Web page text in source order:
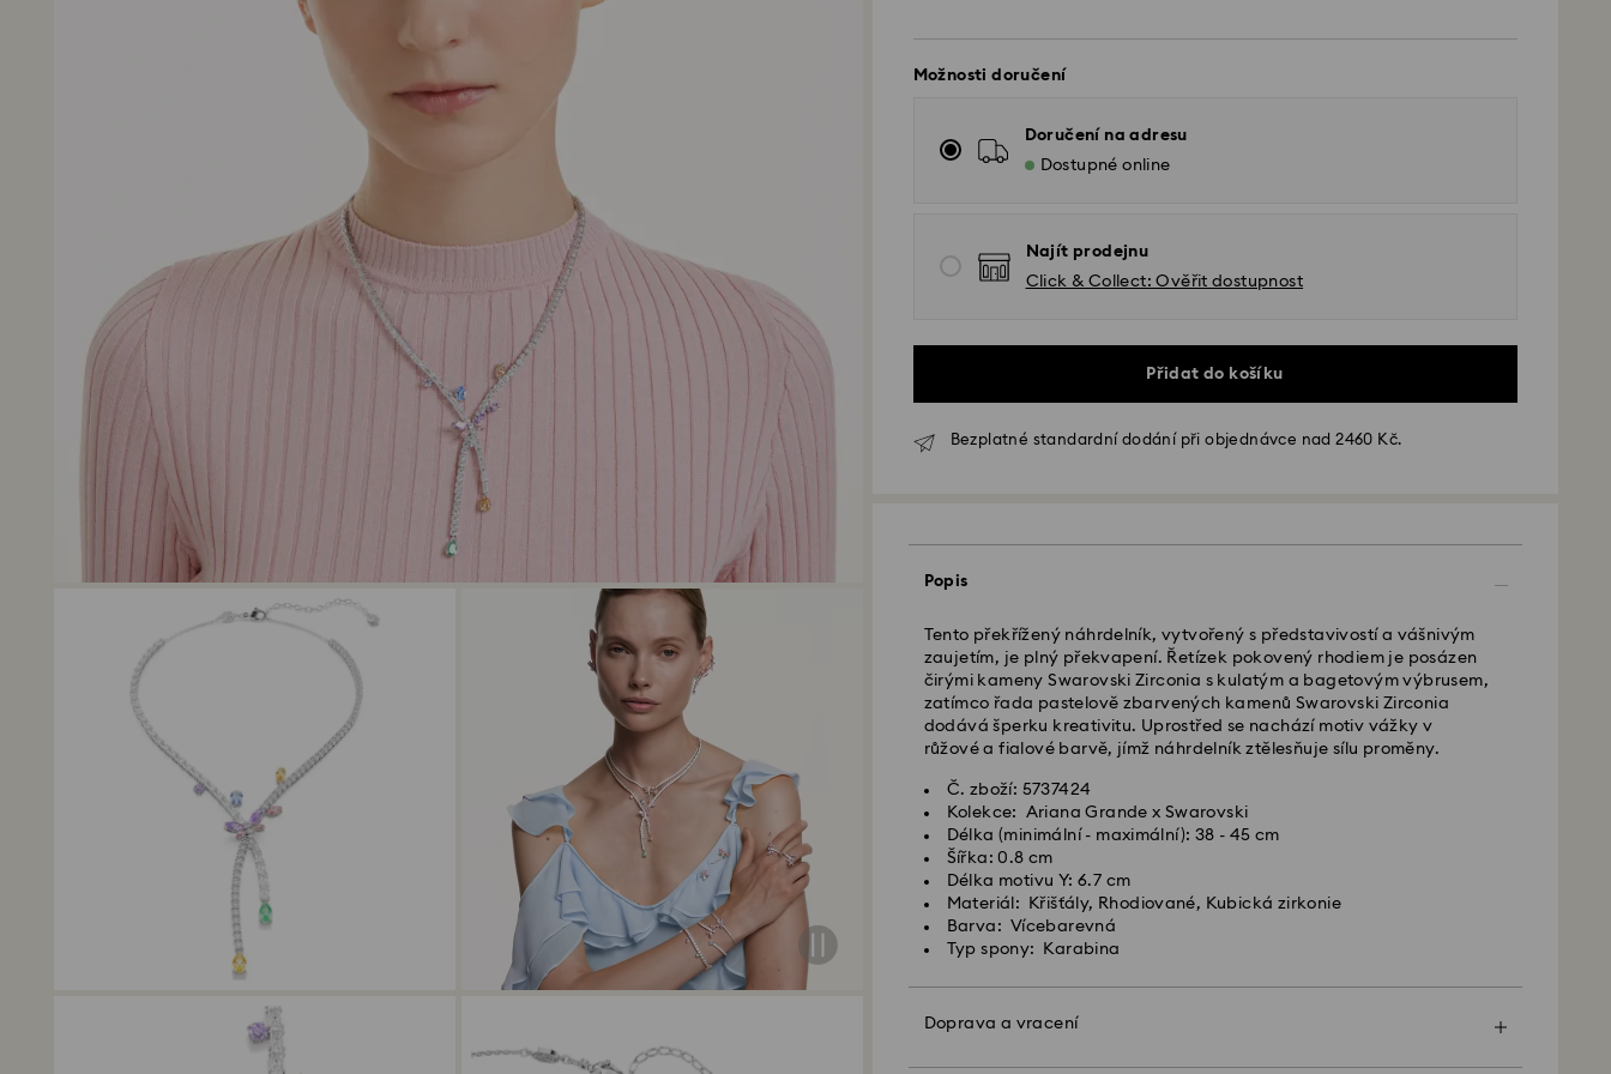
Možnosti doručení
Doručení na adresu
Dostupné online
Najít prodejnu
Click & Collect: Ověřit dostupnost
Přidat do košíku
Bezplatné standardní dodání při objednávce nad 2460 Kč.
Popis
Tento překřížený náhrdelník, vytvořený s představivostí a vášnivým
zaujetím, je plný překvapení. Řetízek pokovený rhodiem je posázen
čirými kameny Swarovski Zirconia s kulatým a bagetovým výbrusem,
zatímco řada pastelově zbarvených kamenů Swarovski Zirconia
dodává šperku kreativitu. Uprostřed se nachází motiv vážky v
růžové a fialové barvě, jímž náhrdelník ztělesňuje sílu proměny.
Č. zboží: 5737424
Kolekce: Ariana Grande x Swarovski
Délka (minimální - maximální): 38 - 45 cm
Šířka: 0.8 cm
Délka motivu Y: 6.7 cm
Materiál: Křišťály, Rhodiované, Kubická zirkonie
Barva: Vícebarevná
Typ spony: Karabina
Doprava a vracení
Standardní dodání - GLS
Objednávky podané od pondělí do pátku do 10:00 SEČ budou
zpracovány a odeslány tentýž pracovní den.
Standardní dodací lhůta: 2 pracovní dny po zpracování a odeslání
Standardní náklady na dopravu: CZK 180
Standardní doprava zdarma nad: CZK 2460
Expresní doručení -FedEx
Objednávky podané od pondělí do pátku do 14:30 SEČ budou
zpracovány a odeslány tentýž pracovní den.
Expresní dodací lhůta: 1-2 pracovní den po zpracování a odeslání
Náklady na expresní přepravu: CZK 480
Společnost Swarovski nedoručuje do P.O. boxů ani na adresy typu
tato neobdrží konečnou platbu.